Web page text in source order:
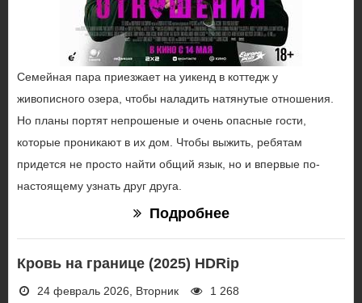
Семейная пара приезжает на уикенд в коттедж у
живописного озера, чтобы наладить натянутые отношения.
Но планы портят непрошеные и очень опасные гости,
которые проникают в их дом. Чтобы выжить, ребятам
придется не просто найти общий язык, но и впервые по-
настоящему узнать друг друга.
Подробнее
Кровь на границе (2025) HDRip
24 февраль 2026, Вторник 1 268